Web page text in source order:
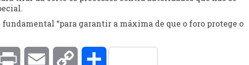
“para garantir a máxima de que o foro protege o
Print Email Copy Compartilhar